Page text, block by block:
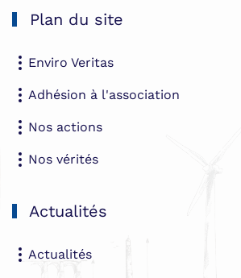
Plan du site
Enviro Veritas
Adhésion à l'association
Nos actions
Nos vérités
Actualités
Actualités